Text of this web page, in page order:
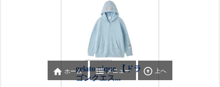
 ホーム  メニュー  上へ